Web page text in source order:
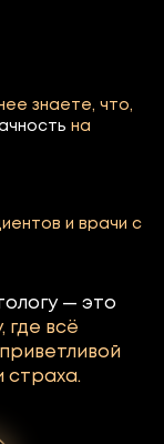
знаете, что,
на
и врачи с
— это
где всё
страха.